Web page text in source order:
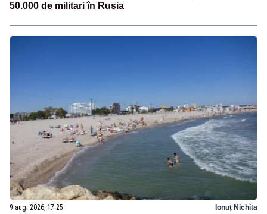
50.000 de militari în Rusia
9 aug. 2026, 17:25 Ionuț Nichita